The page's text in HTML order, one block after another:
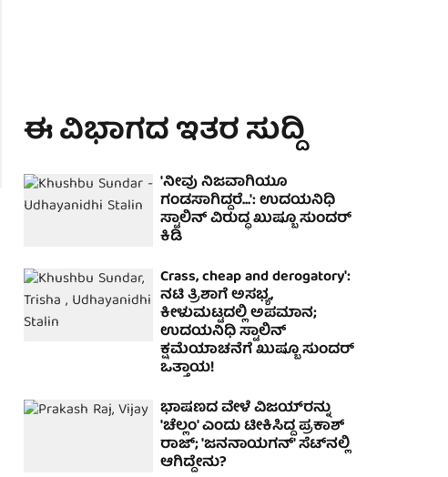
ಈ ವಿಭಾಗದ ಇತರ ಸುದ್ದಿ
'ನೀವು ನಿಜವಾಗಿಯೂ
ಗಂಡಸಾಗಿದ್ದರೆ...': ಉದಯನಿಧಿ
ಸ್ಟಾಲಿನ್ ವಿರುದ್ಧ ಖುಷ್ಬೂ ಸುಂದರ್
ಕಿಡಿ
Crass, cheap and derogatory':
ನಟಿ ತ್ರಿಶಾಗೆ ಅಸಭ್ಯ,
ಕೀಳುಮಟ್ಟದಲ್ಲಿ ಅಪಮಾನ;
ಉದಯನಿಧಿ ಸ್ಟಾಲಿನ್
ಕ್ಷಮೆಯಾಚನೆಗೆ ಖುಷ್ಬೂ ಸುಂದರ್
ಒತ್ತಾಯ!
ಭಾಷಣದ ವೇಳೆ ವಿಜಯ್‌ರನ್ನು
'ಚೆಲ್ಲಂ' ಎಂದು ಟೀಕಿಸಿದ್ದ ಪ್ರಕಾಶ್
ರಾಜ್; 'ಜನನಾಯಗನ್' ಸೆಟ್‌ನಲ್ಲಿ
ಆಗಿದ್ದೇನು?